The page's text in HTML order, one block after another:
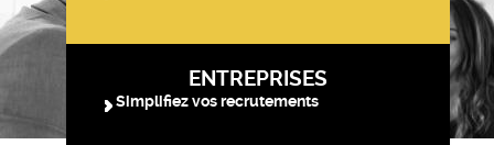
ENTREPRISES
Simplifiez vos recrutements